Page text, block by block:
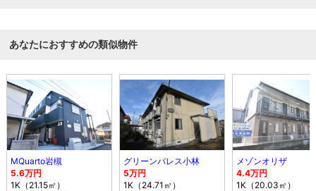
あなたにおすすめの類似物件
MQuarto岩槻
5.6万円
1K（21.15㎡）
グリーンパレス小林
5万円
1K（24.71㎡）
メゾンオリザ
4.4万円
1K（20.03㎡）